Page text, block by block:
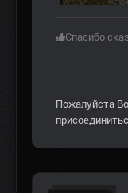
Спасибо
Пожалуйста